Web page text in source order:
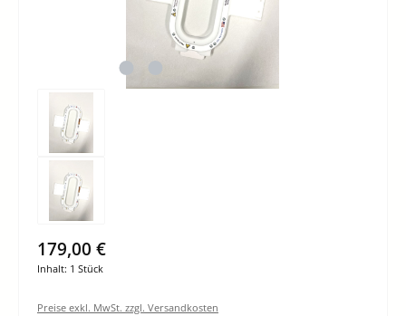
179,00 €
Inhalt: 1 Stück
Preise exkl. MwSt. zzgl. Versandkosten